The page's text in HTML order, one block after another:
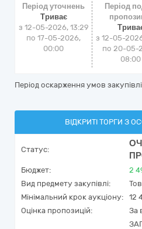
Період уточнень
Триває
з 12-05-2026, 13:29
по 17-05-2026,
00:00
Період
з 12-05-
по 20-05-
08:00
Період оскарження умов
ВІДКРИТІ ТОРГИ З
Статус:
Бюджет: 2
Вид предмету закупівлі:
Мінімальний крок аукціону:
12
Оцінка пропозицій:
За